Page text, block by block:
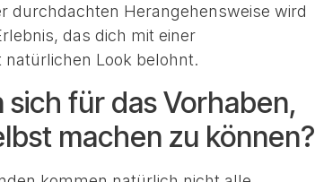
durchdachten Herangehensweise wird
das dich mit einer
Look belohnt.
für das Vorhaben,
machen zu können?